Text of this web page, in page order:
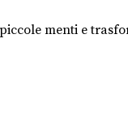
menti e